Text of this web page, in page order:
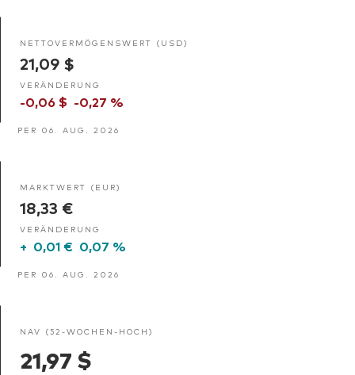
NETTOVERMÖGENSWERT (USD)
21,09 $
VERÄNDERUNG
-0,06 $ -0,27 %
PER 06. AUG. 2026
MARKTWERT (EUR)
18,33 €
VERÄNDERUNG
+ 0,01 € 0,07 %
PER 06. AUG. 2026
NAV (52-WOCHEN-HOCH)
21,97 $